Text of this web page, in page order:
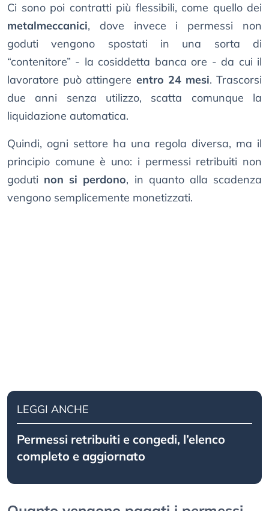
Ci sono poi contratti più flessibili, come quello dei
metalmeccanici, dove invece i permessi non
goduti vengono spostati in una sorta di
“contenitore” - la cosiddetta banca ore - da cui il
lavoratore può attingere entro 24 mesi. Trascorsi
due anni senza utilizzo, scatta comunque la
liquidazione automatica.
Quindi, ogni settore ha una regola diversa, ma il
principio comune è uno: i permessi retribuiti non
goduti non si perdono, in quanto alla scadenza
vengono semplicemente monetizzati.
LEGGI ANCHE
Permessi retribuiti e congedi, l’elenco
completo e aggiornato